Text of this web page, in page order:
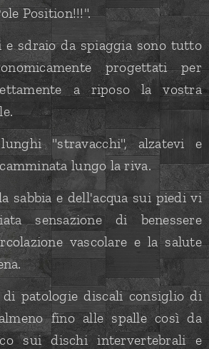
Position!!!".
sdraio da spiaggia sono tutto
progettati per
a riposo la vostra
"stravacchi", alzatevi e
lungo la riva.
sabbia e dell'acqua sui piedi vi
sensazione di benessere
vascolare e la salute
patologie discali consiglio di
fino alle spalle così da
sui dischi intervertebrali e